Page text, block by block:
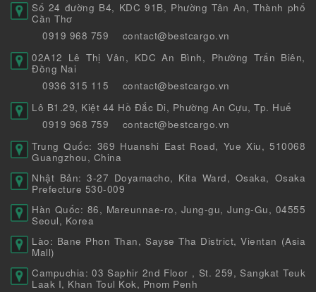
Số 24 đường B4, KDC 91B, Phường Tân An, Thành phố
Cần Thơ
0919 968 759
contact@bestcargo.vn
02A12 Lê Thị Vân, KDC An Bình, Phường Trấn Biên,
Đồng Nai
0936 315 115
contact@bestcargo.vn
Lô B1.29, Kiệt 44 Hồ Đắc Di, Phường An Cựu, Tp. Huế
0919 968 759
contact@bestcargo.vn
Trung Quốc: 369 Huanshi East Road, Yue Xiu, 510068
Guangzhou, China
Nhật Bản: 3-27 Doyamacho, Kita Ward, Osaka, Osaka
Prefecture 530-009
Hàn Quốc: 86, Mareunnae-ro, Jung-gu, Jung-Gu, 04555
Seoul, Korea
Lào: Bane Phon Than, Sayse Tha District, Vientan (Asia
Mall)
Campuchia: 03 Saphir 2nd Floor , St. 259, Sangkat Teuk
Laak I, Khan Toul Kok, Pnom Penh